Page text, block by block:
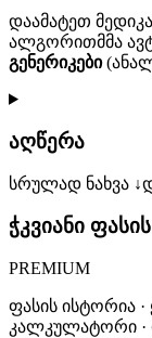
დაამატეთ
ალგორითმმა
გენერიკები
აღწერა
სრულად ნახვა ↓
ჭკვიანი
PREMIUM
ფასის ისტორია ·
კალკულატორი ·